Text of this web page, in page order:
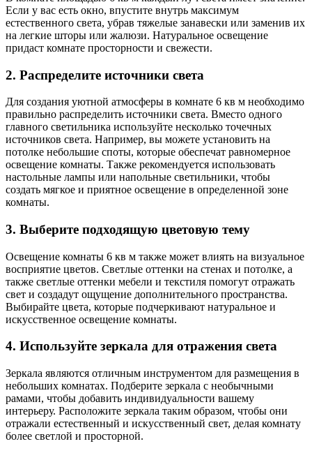
Если у вас есть окно, впустите внутрь максимум
естественного света, убрав тяжелые занавески или заменив их
на легкие шторы или жалюзи. Натуральное освещение
придаст комнате просторности и свежести.
2. Распределите источники света
Для создания уютной атмосферы в комнате 6 кв м необходимо
правильно распределить источники света. Вместо одного
главного светильника используйте несколько точечных
источников света. Например, вы можете установить на
потолке небольшие споты, которые обеспечат равномерное
освещение комнаты. Также рекомендуется использовать
настольные лампы или напольные светильники, чтобы
создать мягкое и приятное освещение в определенной зоне
комнаты.
3. Выберите подходящую цветовую тему
Освещение комнаты 6 кв м также может влиять на визуальное
восприятие цветов. Светлые оттенки на стенах и потолке, а
также светлые оттенки мебели и текстиля помогут отражать
свет и создадут ощущение дополнительного пространства.
Выбирайте цвета, которые подчеркивают натуральное и
искусственное освещение комнаты.
4. Используйте зеркала для отражения света
Зеркала являются отличным инструментом для размещения в
небольших комнатах. Подберите зеркала с необычными
рамами, чтобы добавить индивидуальности вашему
интерьеру. Расположите зеркала таким образом, чтобы они
отражали естественный и искусственный свет, делая комнату
более светлой и просторной.